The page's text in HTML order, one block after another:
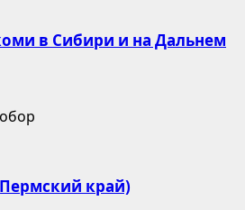
в Сибири и на Дальнем
край)